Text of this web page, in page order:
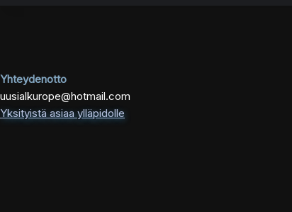
Yhteydenotto
uusialkurope@hotmail.com
Yksityistä asiaa ylläpidolle